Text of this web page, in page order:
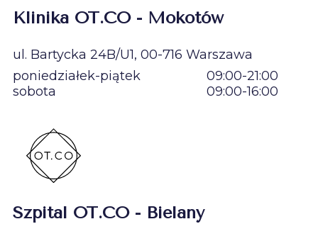
Klinika OT.CO - Mokotów
ul. Bartycka 24B/U1, 00-716 Warszawa
poniedziałek-piątek
09:00-21:00
sobota
09:00-16:00
Szpital OT.CO - Bielany